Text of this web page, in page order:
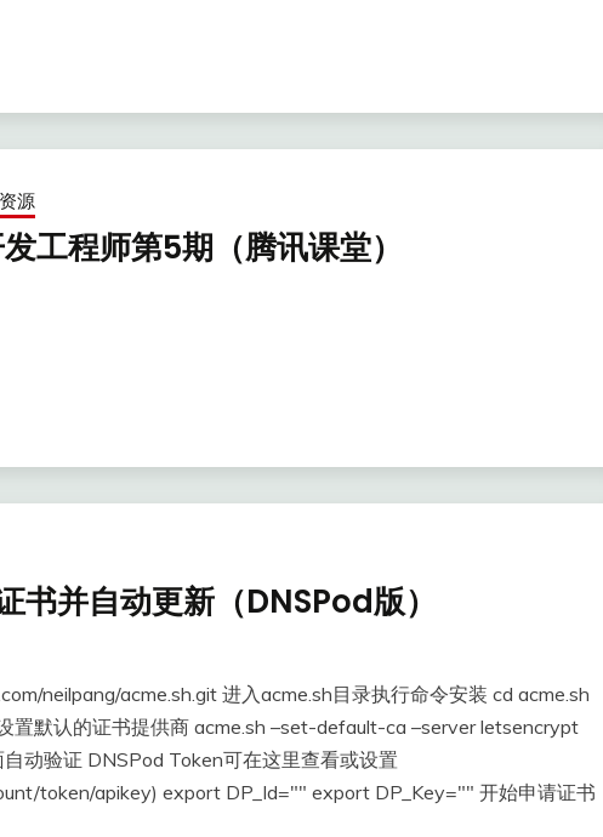
资源
工程师第5期（腾讯课堂）
书并自动更新（DNSPod版）
neilpang/acme.sh.git 进入acme.sh目录执行命令安装 cd acme.sh
置默认的证书提供商 acme.sh –set-default-ca –server letsencrypt
动验证 DNSPod Token可在这里查看或设置
token/apikey) export DP_Id="" export DP_Key="" 开始申请证书